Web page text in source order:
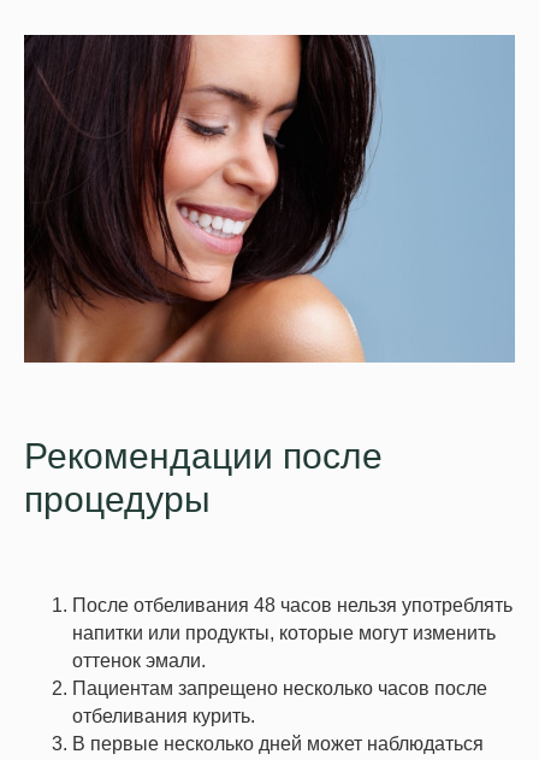
Рекомендации после
процедуры
После отбеливания 48 часов нельзя употреблять
напитки или продукты, которые могут изменить
оттенок эмали.
Пациентам запрещено несколько часов после
отбеливания курить.
В первые несколько дней может наблюдаться